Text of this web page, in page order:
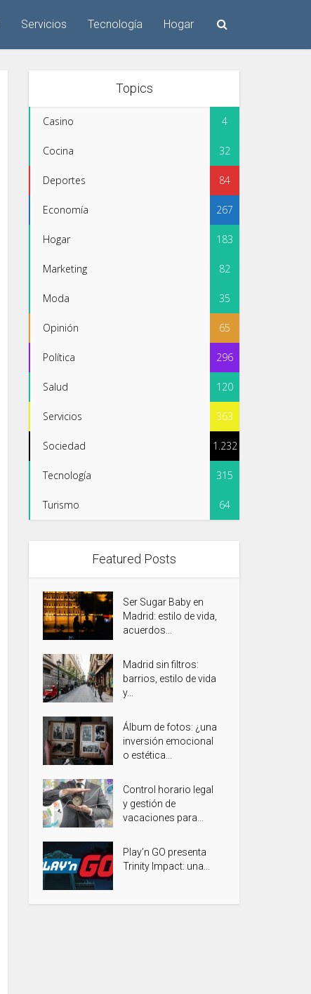
Servicios Tecnología Hogar
Topics
Casino 4
Cocina 32
Deportes 84
Economía 267
Hogar 183
Marketing 82
Moda 35
Opinión 65
Política 296
Salud 120
Servicios 363
Sociedad 1.232
Tecnología 315
Turismo 64
Featured Posts
Ser Sugar Baby en
Madrid: estilo de vida,
acuerdos...
Madrid sin filtros:
barrios, estilo de vida
y...
Álbum de fotos: ¿una
inversión emocional
o estética...
Control horario legal
y gestión de
vacaciones para...
Play’n GO presenta
Trinity Impact: una...